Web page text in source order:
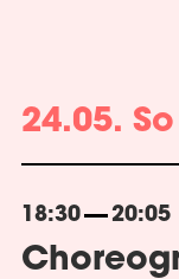
24.05. So
18:30 20:05